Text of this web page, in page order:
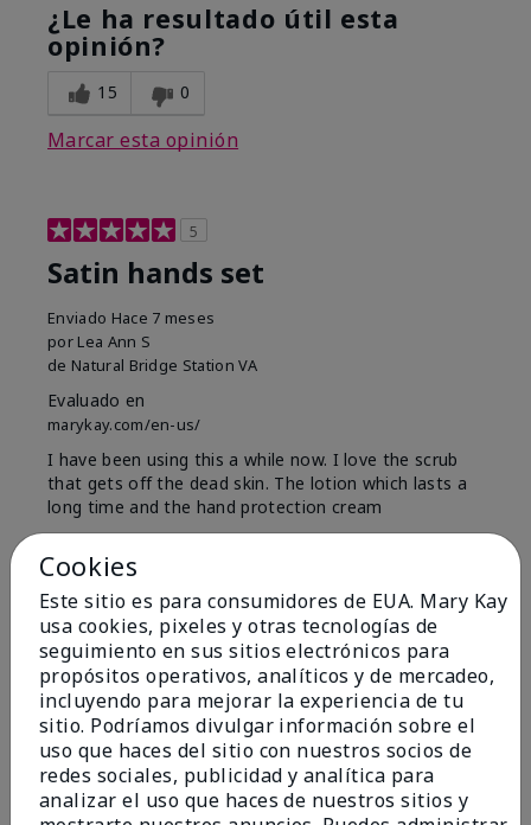
¿Le ha resultado útil esta
opinión?
15 0
Marcar esta opinión
5
Satin hands set
Enviado Hace 7 meses
por Lea Ann S
de Natural Bridge Station VA
Evaluado en
marykay.com/en-us/
I have been using this a while now. I love the scrub
that gets off the dead skin. The lotion which lasts a
long time and the hand protection cream
Conclusión
Sí, recomendaría a un amigo
¿Le ha resultado útil esta
opinión?
15 0
Marcar esta opinión
Cookies
Este sitio es para consumidores de EUA. Mary Kay
usa cookies, pixeles y otras tecnologías de
seguimiento en sus sitios electrónicos para
propósitos operativos, analíticos y de mercadeo,
incluyendo para mejorar la experiencia de tu
sitio. Podríamos divulgar información sobre el
uso que haces del sitio con nuestros socios de
redes sociales, publicidad y analítica para
analizar el uso que haces de nuestros sitios y